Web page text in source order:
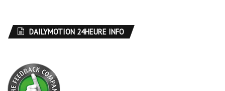
DAILYMOTION 24HEURE INFO